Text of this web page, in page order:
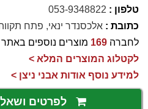
טלפון : 053-9348822
כתובת : אלכסנדר ינאי, פתח
לחברה 169 מוצרים נוספים באתר
לקטלוג המוצרים המלא >
למידע נוסף אודות אבני ניצן >
לפרטים